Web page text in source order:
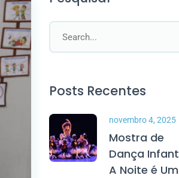
Posts Recentes
novembro 4, 2025
Mostra de
Dança
A Noite é